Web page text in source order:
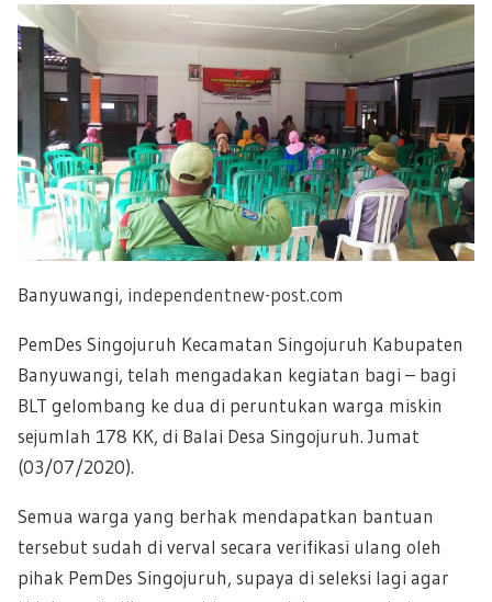
Banyuwangi, independentnew-post.com
PemDes Singojuruh Kecamatan Singojuruh Kabupaten
Banyuwangi, telah mengadakan kegiatan bagi – bagi
BLT gelombang ke dua di peruntukan warga miskin
sejumlah 178 KK, di Balai Desa Singojuruh. Jumat
(03/07/2020).
Semua warga yang berhak mendapatkan bantuan
tersebut sudah di verval secara verifikasi ulang oleh
pihak PemDes Singojuruh, supaya di seleksi lagi agar